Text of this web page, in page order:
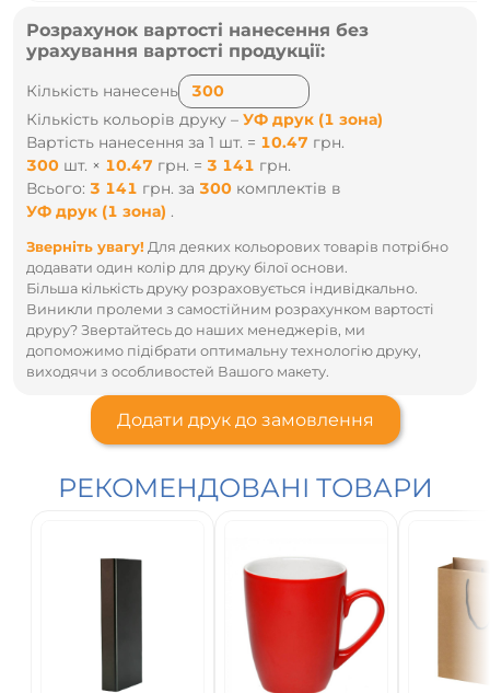
Розрахунок вартості нанесення без
урахування вартості продукції:
Кількість нанесень
Кількість кольорів друку – УФ друк (1 зона)
Вартість нанесення за 1 шт. = 10.47 грн.
300 шт. × 10.47 грн. = 3 141 грн.
Всього: 3 141 грн. за 300 комплектів в
УФ друк (1 зона) .
Зверніть увагу! Для деяких кольорових товарів потрібно
додавати один колір для друку білої основи.
Більша кількість друку розраховується індивідкально.
Виникли пролеми з самостійним розрахунком вартості
друру? Звертайтесь до наших менеджерів, ми
допоможимо підібрати оптимальну технологію друку,
виходячи з особливостей Вашого макету.
Додати друк до замовлення
РЕКОМЕНДОВАНІ ТОВАРИ